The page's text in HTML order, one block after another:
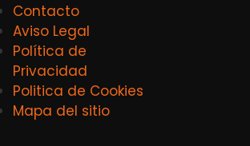
Contacto
Aviso Legal
Política de
Privacidad
Politica de Cookies
Mapa del sitio